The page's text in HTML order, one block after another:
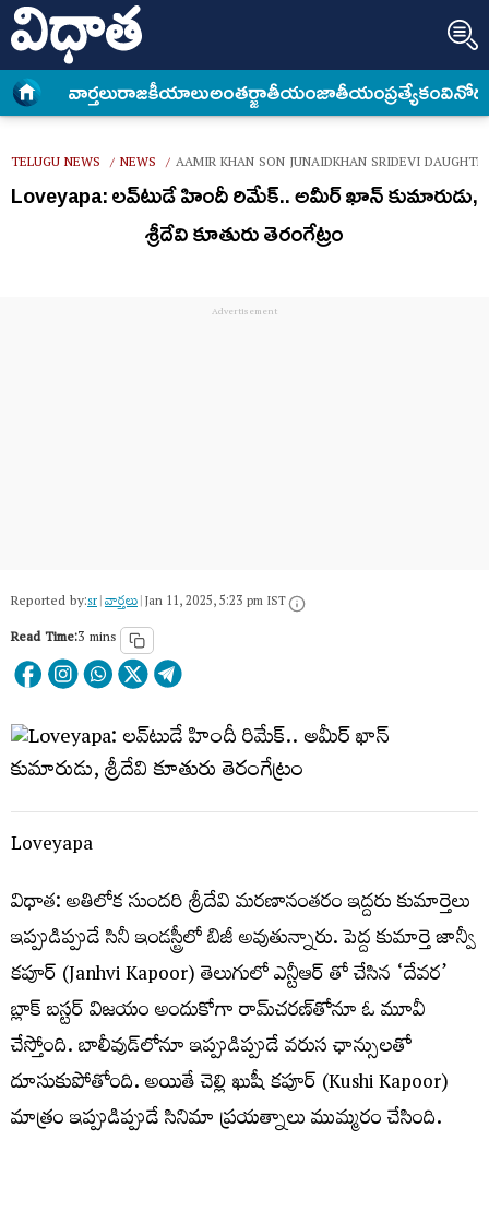
వార్త‌లురాజకీయాలుఅంత‌ర్జాతీయంజాతీయంప్రత్యేకం
TELUGU NEWS / NEWS / AAMIR KHAN SON JUNAIDKHAN SRIDEVI
Loveyapa: ల‌వ్‌టుడే హిందీ రిమేక్‌.. అమీర్ ఖాన్ కుమారుడు,
శ్రీదేవి కూతురు తెరంగేట్రం
Reported by:sr|వార్త‌లు|Jan 11, 2025, 5:23 pm IST
Read Time:3 mins
Loveyapa
విధాత‌: అతిలోక సుందరి శ్రీదేవి మరణానంతరం ఇద్దరు కుమార్తెలు
ఇప్పుడిప్పుడే సినీ ఇండస్ట్రీలో బిజీ అవుతున్నారు. పెద్ద కుమార్తె జాన్వీ
కపూర్ (Janhvi Kapoor) తెలుగులో ఎన్టీఆర్ తో చేసిన ‘దేవర’
బ్లాక్ బస్టర్ విజయం అందుకోగా రామ్‌చ‌ర‌ణ్‌తోనూ ఓ మూవీ
చేస్తోంది. బాలీవుడ్‌లోనూ ఇప్పుడిప్పుడే వరుస ఛాన్సులతో
దూసుకుపోతోంది. అయితే చెల్లి ఖుషీ కపూర్‌ (Kushi Kapoor)
మాత్రం ఇప్పుడిప్పుడే సినిమా ప్ర‌య‌త్నాలు ముమ్మ‌రం చేసింది.